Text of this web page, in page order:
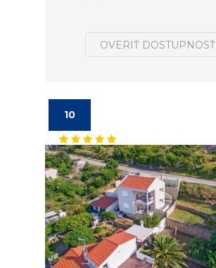
OVERIŤ DOSTUPNOSŤ
10